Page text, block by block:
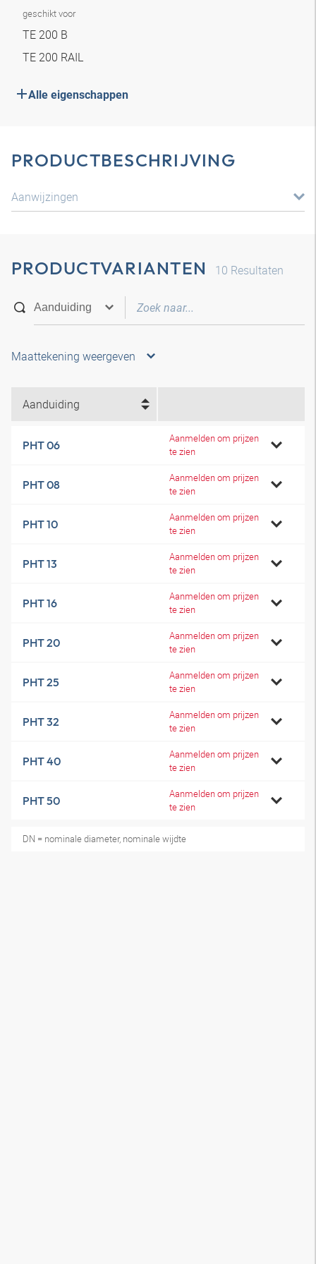
geschikt voor
TE 200 B
TE 200 RAIL
Alle eigenschappen
PRODUCTBESCHRIJVING
Aanwijzingen
PRODUCTVARIANTEN 10 Resultaten
Maattekening weergeven
Aanduiding
PHT 06
Aanmelden om prijzen
te zien
PHT 08
Aanmelden om prijzen
te zien
PHT 10
Aanmelden om prijzen
te zien
PHT 13
Aanmelden om prijzen
te zien
PHT 16
Aanmelden om prijzen
te zien
PHT 20
Aanmelden om prijzen
te zien
PHT 25
Aanmelden om prijzen
te zien
PHT 32
Aanmelden om prijzen
te zien
PHT 40
Aanmelden om prijzen
te zien
PHT 50
Aanmelden om prijzen
te zien
DN = nominale diameter, nominale wijdte